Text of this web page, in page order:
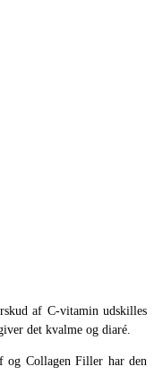
af C-vitamin udskilles
det kvalme og diaré.
Collagen Filler har den